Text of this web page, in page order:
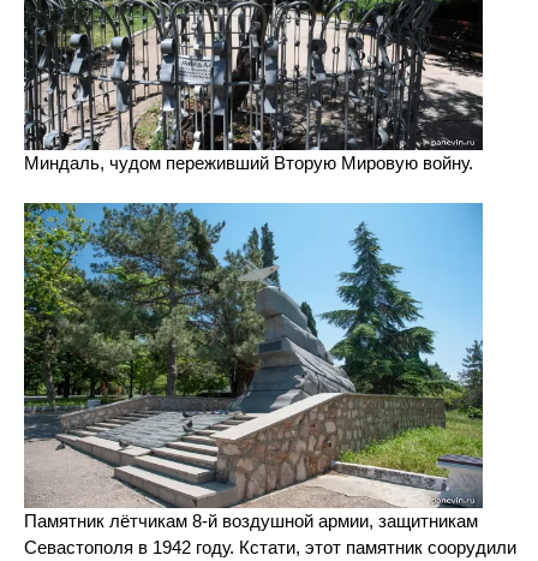
Миндаль, чудом переживший Вторую Мировую войну.
Памятник лётчикам 8-й воздушной армии, защитникам
Севастополя в 1942 году. Кстати, этот памятник соорудили